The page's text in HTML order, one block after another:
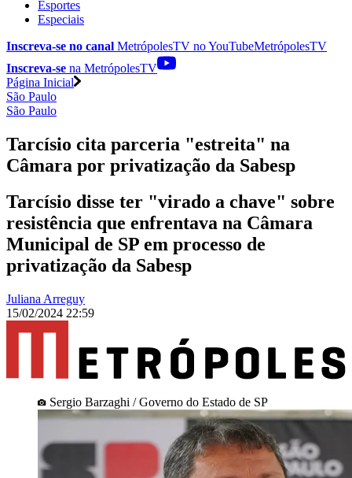
Esportes
Especiais
Inscreva-se no canal MetrópolesTV noYouTubeMetrópolesTV
Inscreva-se na MetrópolesTV
Página Inicial
São Paulo
São Paulo
Tarcísio cita parceria "estreita" na
Câmara por privatização da Sabesp
Tarcísio disse ter "virado a chave" sobre
resistência que enfrentava na Câmara
Municipal de SP em processo de
privatização da Sabesp
Juliana Arreguy
15/02/2024 22:59
Sergio Barzaghi / Governo do Estado de SP